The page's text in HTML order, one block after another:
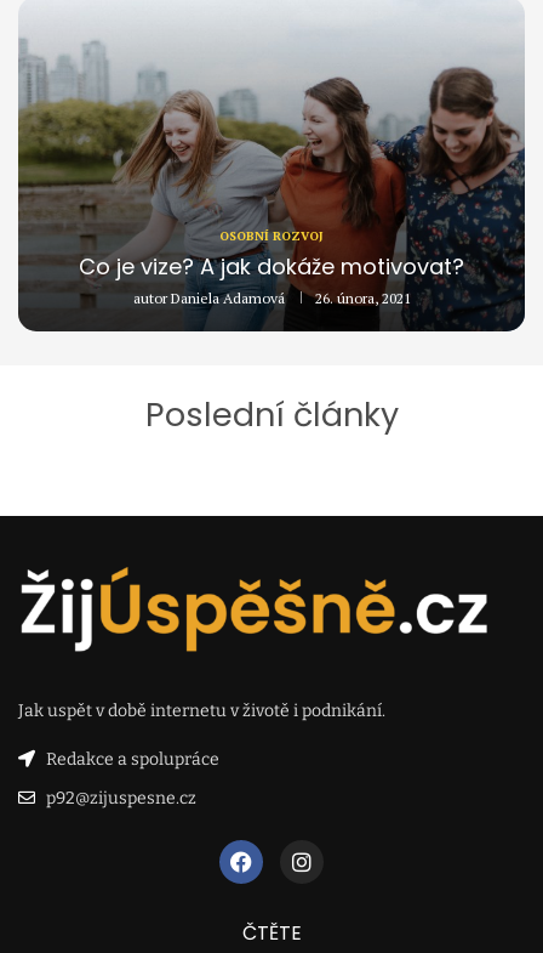
OSOBNÍ ROZVOJ
Co je vize? A jak dokáže motivovat?
autorDaniela Adamová 26. února, 2021
Poslední články
Jak uspět v době internetu v životě i podnikání.
Redakce a spolupráce
p92@zijuspesne.cz
ČTĚTE